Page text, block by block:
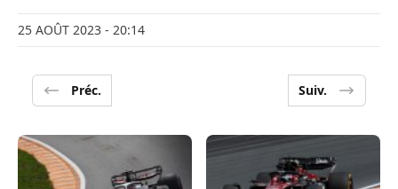
25 AOÛT 2023 - 20:14
Préc. Suiv.